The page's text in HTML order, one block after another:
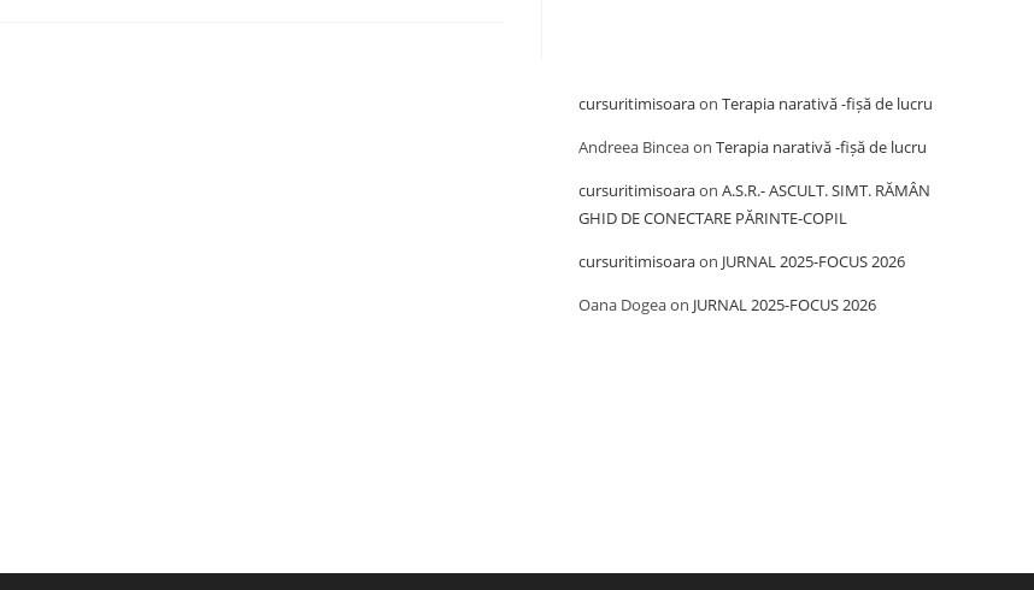
cursuritimisoaraon Terapia narativă -fișă de lucru
Andreea Binceaon Terapia narativă -fișă de lucru
cursuritimisoaraon A.S.R.- ASCULT. SIMT. RĂMÂN
GHID DE CONECTARE PĂRINTE-COPIL
cursuritimisoaraon JURNAL 2025-FOCUS 2026
Oana Dogeaon JURNAL 2025-FOCUS 2026